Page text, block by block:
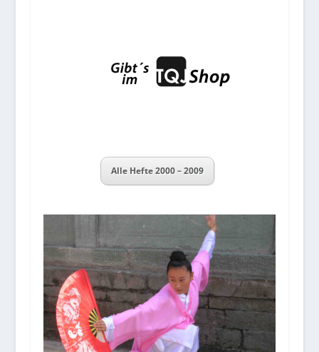
Alle Hefte 2000 – 2009